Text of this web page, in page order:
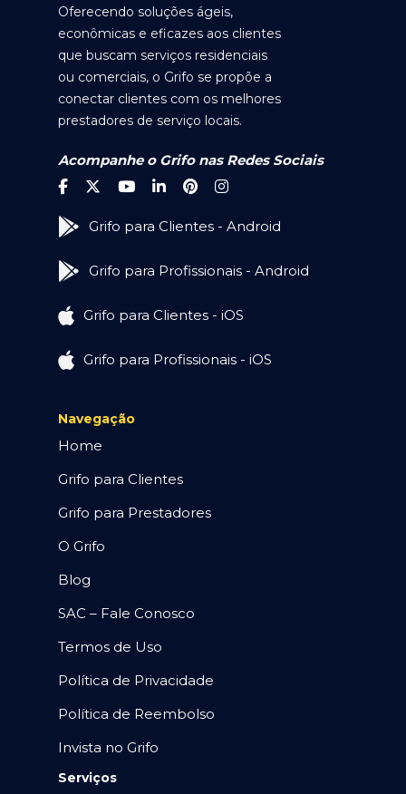
Oferecendo soluções ágeis,
econômicas e eficazes aos clientes
que buscam serviços residenciais
ou comerciais, o Grifo se propõe a
conectar clientes com os melhores
prestadores de serviço locais.
Acompanhe o Grifo nas Redes Sociais
Grifo para Clientes - Android
Grifo para Profissionais - Android
Grifo para Clientes - iOS
Grifo para Profissionais - iOS
Navegação
Home
Grifo para Clientes
Grifo para Prestadores
O Grifo
Blog
SAC – Fale Conosco
Termos de Uso
Política de Privacidade
Política de Reembolso
Invista no Grifo
Serviços